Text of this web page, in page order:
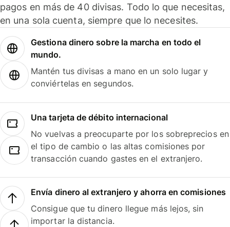
pagos en más de 40 divisas. Todo lo que necesitas,
en una sola cuenta, siempre que lo necesites.
Gestiona dinero sobre la marcha en todo el
mundo.
Mantén tus divisas a mano en un solo lugar y
conviértelas en segundos.
Una tarjeta de débito internacional
No vuelvas a preocuparte por los sobreprecios en
el tipo de cambio o las altas comisiones por
transacción cuando gastes en el extranjero.
Envía dinero al extranjero y ahorra en comisiones
Consigue que tu dinero llegue más lejos, sin
importar la distancia.